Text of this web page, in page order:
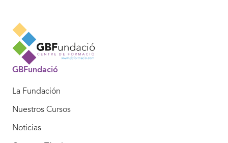
GBFundació
La Fundación
Nuestros Cursos
Noticias